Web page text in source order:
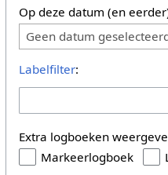
Op deze datum (en
Geen datum
Labelfilter:
Extra logboeken
Markeerlogboek